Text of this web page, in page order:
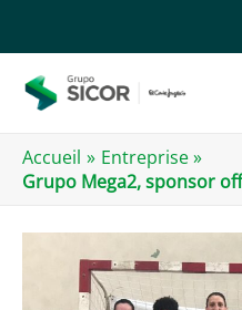
Accueil
Entreprise
Grupo Mega2, sponsor